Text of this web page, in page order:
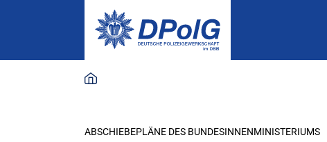
ABSCHIEBEPLÄNE DES BUNDESINNENMINISTERIUMS